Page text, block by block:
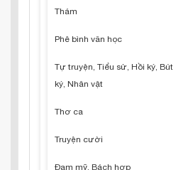
Thám
Phê bình văn học
Tự truyện, Tiểu sử, Hồi ký, Bút
ký, Nhân vật
Thơ ca
Truyện cười
Đam mỹ, Bách hợp